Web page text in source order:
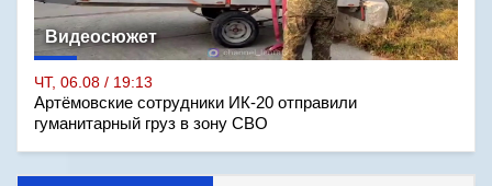
Видеосюжет
ЧТ, 06.08 / 19:13
Артёмовские сотрудники ИК-20 отправили
гуманитарный груз в зону СВО